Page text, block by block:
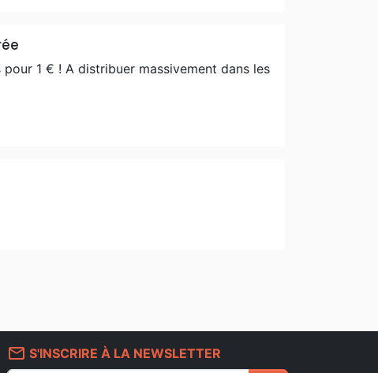
1 € ! A distribuer massivement dans les
mail_outline S'INSCRIRE À LA NEWSLETTER